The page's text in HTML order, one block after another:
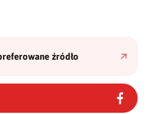
źródło